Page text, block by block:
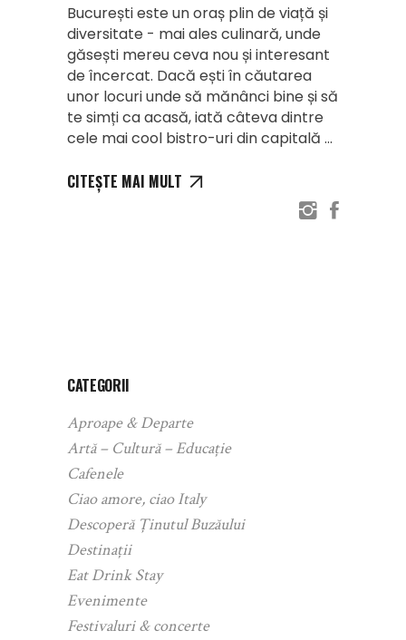
București este un oraș plin de viață și
diversitate - mai ales culinară, unde
găsești mereu ceva nou și interesant
de încercat. Dacă ești în căutarea
unor locuri unde să mănânci bine și să
te simți ca acasă, iată câteva dintre
cele mai cool bistro-uri din capitală
CITEȘTE MAI MULT
CATEGORII
Aproape & Departe
Artă – Cultură – Educație
Cafenele
Ciao amore, ciao Italy
Descoperă Ținutul Buzăului
Destinații
Eat Drink Stay
Evenimente
Festivaluri & concerte